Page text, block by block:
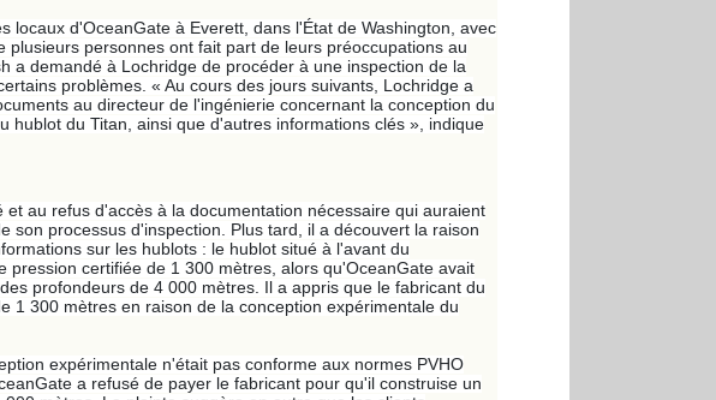
locaux d'OceanGate à Everett, dans l'État de Washington, avec
plusieurs personnes ont fait part de leurs préoccupations au
a demandé à Lochridge de procéder à une inspection de la
problèmes. « Au cours des jours suivants, Lochridge a
au directeur de l'ingénierie concernant la conception du
hublot du Titan, ainsi que d'autres informations clés », indique
au refus d'accès à la documentation nécessaire qui auraient
son processus d'inspection. Plus tard, il a découvert la raison
sur les hublots : le hublot situé à l'avant du
pression certifiée de 1 300 mètres, alors qu'OceanGate avait
profondeurs de 4 000 mètres. Il a appris que le fabricant du
1 300 mètres en raison de la conception expérimentale du
expérimentale n'était pas conforme aux normes PVHO
a refusé de payer le fabricant pour qu'il construise un